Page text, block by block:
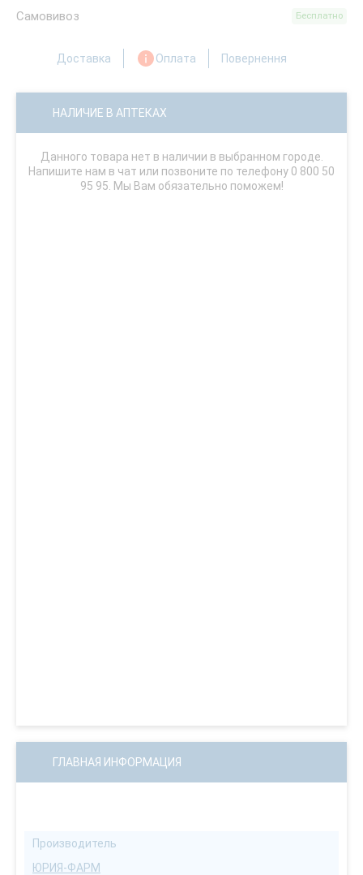
Самовивоз Бесплатно
Доставка Оплата Повернення
НАЛИЧИЕ В АПТЕКАХ
Данного товара нет в наличии в выбранном городе.
Напишите нам в чат или позвоните по телефону 0 800 50
95 95. Мы Вам обязательно поможем!
ГЛАВНАЯ ИНФОРМАЦИЯ
Производитель
ЮРИЯ-ФАРМ